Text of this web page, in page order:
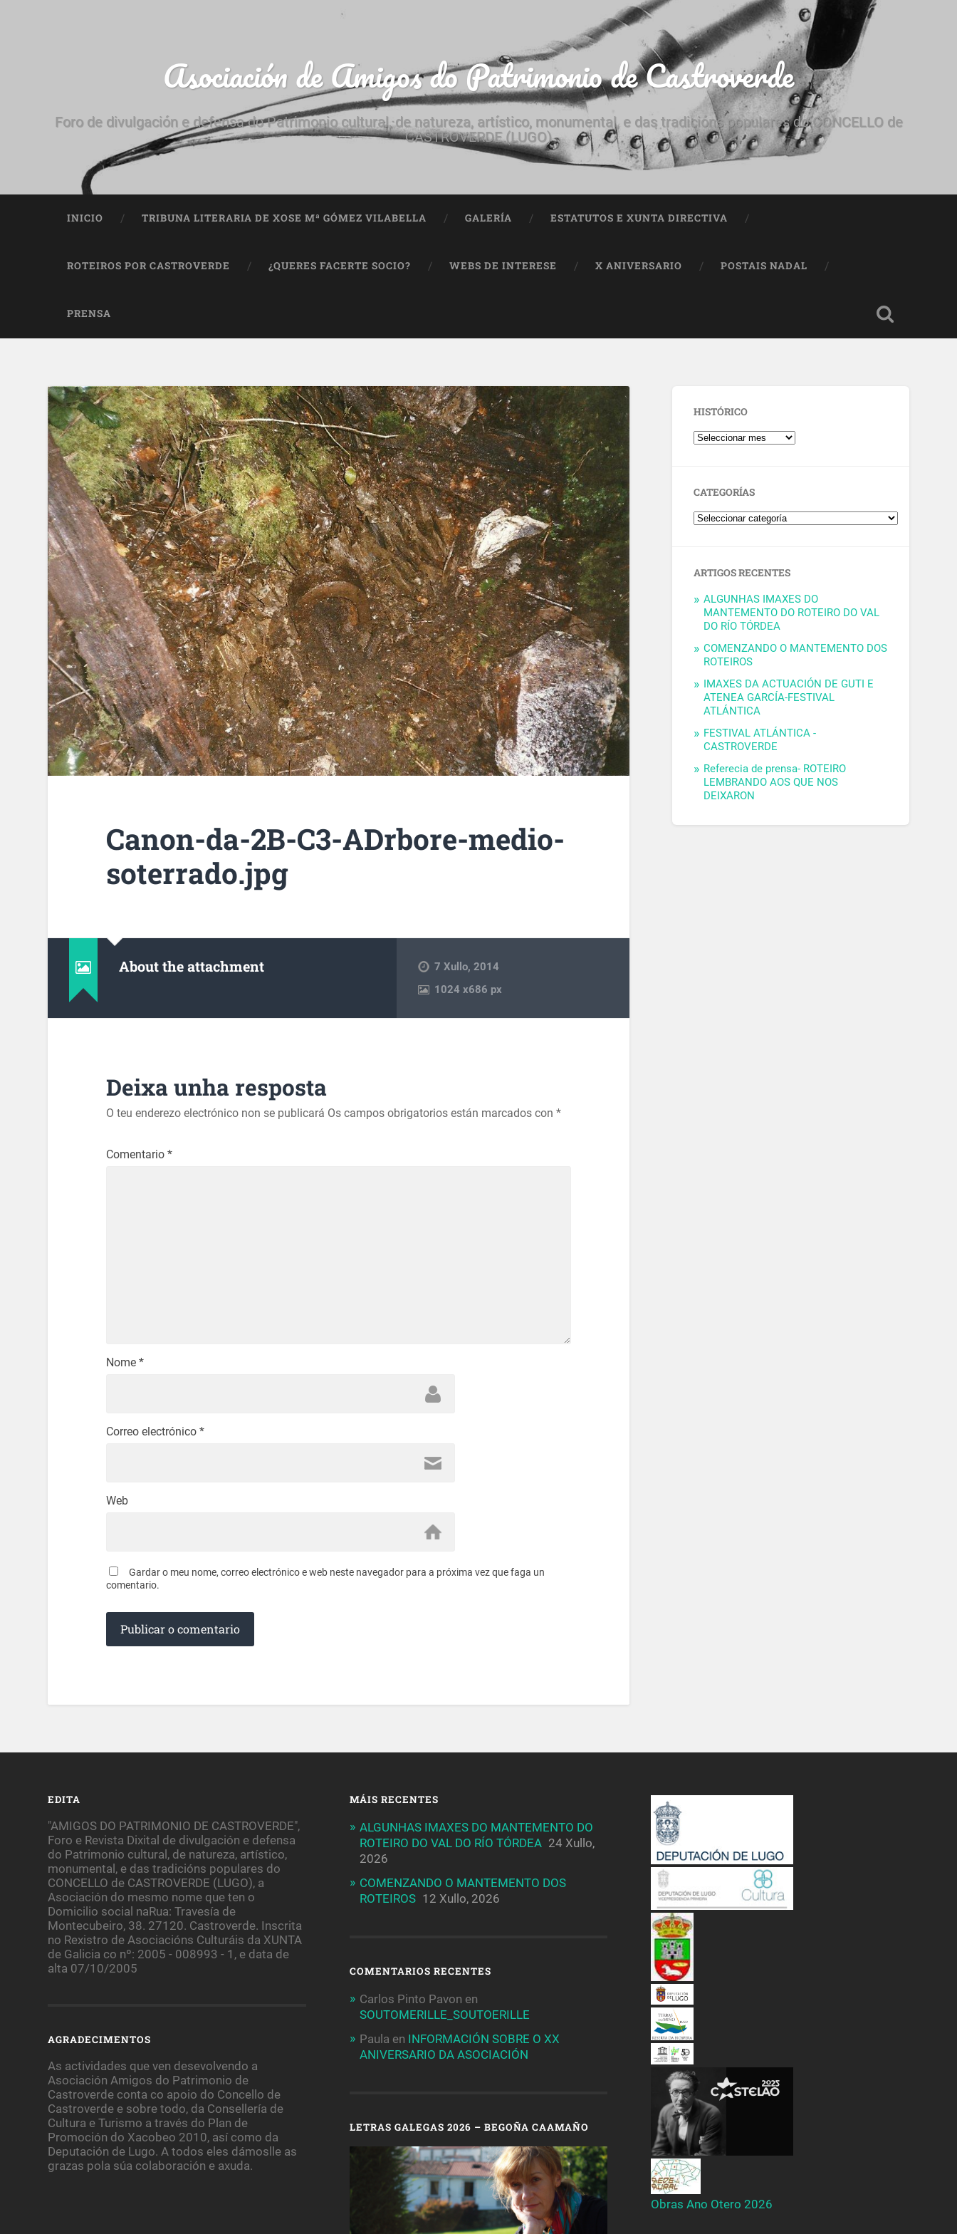
Asociación de Amigos do Patrimonio de Castroverde
Foro de divulgación e defensa do Patrimonio cultural, de natureza, artístico, monumental, e das tradicións populares do CONCELLO de
CASTROVERDE (LUGO)
INICIO TRIBUNA LITERARIA DE XOSE Mª GÓMEZ VILABELLA GALERÍA ESTATUTOS E XUNTA DIRECTIVA
ROTEIROS POR CASTROVERDE ¿QUERES FACERTE SOCIO? WEBS DE INTERESE X ANIVERSARIO POSTAIS NADAL
PRENSA
Canon-da-2B-C3-ADrbore-medio-
soterrado.jpg
About the attachment
7 Xullo, 2014
1024x686 px
Deixa unha resposta
O teu enderezo electrónico non se publicará Os campos obrigatorios están marcados con *
Comentario *
Nome *
Correo electrónico *
Web
Gardar o meu nome, correo electrónico e web neste navegador para a próxima vez que faga un
comentario.
HISTÓRICO
CATEGORÍAS
ARTIGOS RECENTES
ALGUNHAS IMAXES DO
MANTEMENTO DO ROTEIRO DO VAL
DO RÍO TÓRDEA
COMENZANDO O MANTEMENTO DOS
ROTEIROS
IMAXES DA ACTUACIÓN DE GUTI E
ATENEA GARCÍA-FESTIVAL
ATLÁNTICA
FESTIVAL ATLÁNTICA -
CASTROVERDE
Referecia de prensa- ROTEIRO
LEMBRANDO AOS QUE NOS
DEIXARON
EDITA
"AMIGOS DO PATRIMONIO DE CASTROVERDE",
Foro e Revista Dixital de divulgación e defensa
do Patrimonio cultural, de natureza, artístico,
monumental, e das tradicións populares do
CONCELLO de CASTROVERDE (LUGO), a
Asociación do mesmo nome que ten o
Domicilio social naRua: Travesía de
Montecubeiro, 38. 27120. Castroverde. Inscrita
no Rexistro de Asociacións Culturáis da XUNTA
de Galicia co nº: 2005 - 008993 - 1, e data de
alta 07/10/2005
AGRADECIMENTOS
As actividades que ven desevolvendo a
Asociación Amigos do Patrimonio de
Castroverde conta co apoio do Concello de
Castroverde e sobre todo, da Consellería de
Cultura e Turismo a través do Plan de
Promoción do Xacobeo 2010, así como da
Deputación de Lugo. A todos eles dámoslle as
grazas pola súa colaboración e axuda.
MÁIS RECENTES
ALGUNHAS IMAXES DO MANTEMENTO DO
ROTEIRO DO VAL DO RÍO TÓRDEA 24 Xullo,
2026
COMENZANDO O MANTEMENTO DOS
ROTEIROS 12 Xullo, 2026
COMENTARIOS RECENTES
Carlos Pinto Pavon en
SOUTOMERILLE_SOUTOERILLE
Paula en INFORMACIÓN SOBRE O XX
ANIVERSARIO DA ASOCIACIÓN
LETRAS GALEGAS 2026 – BEGOÑA CAAMAÑO
Obras Ano Otero 2026